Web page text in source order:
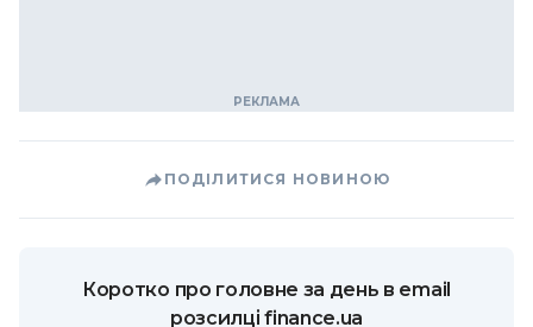
ПОДІЛИТИСЯ НОВИНОЮ
Коротко про головне за день в email
розсилці finance.ua